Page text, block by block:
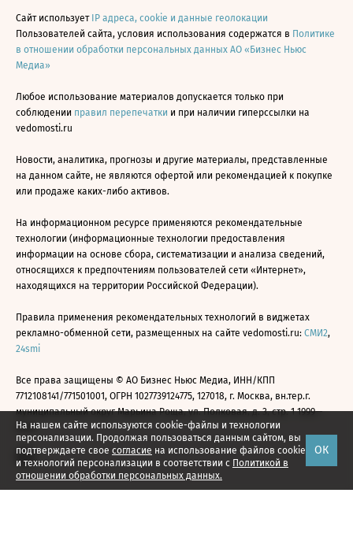
На нашем сайте используются cookie-файлы и технологии
персонализации. Продолжая пользоваться данным сайтом, вы
подтверждаете свое согласие на использование файлов cookie
и технологий персонализации в соответствии с Политикой в
отношении обработки персональных данных.
ОК
Сайт использует IP адреса, cookie и данные геолокации
Пользователей сайта, условия использования содержатся в Политике
в отношении обработки персональных данных АО «Бизнес Ньюс
Медиа»
Любое использование материалов допускается только при
соблюдении правил перепечатки и при наличии гиперссылки на
vedomosti.ru
Новости, аналитика, прогнозы и другие материалы, представленные
на данном сайте, не являются офертой или рекомендацией к покупке
или продаже каких-либо активов.
На информационном ресурсе применяются рекомендательные
технологии (информационные технологии предоставления
информации на основе сбора, систематизации и анализа сведений,
относящихся к предпочтениям пользователей сети «Интернет»,
находящихся на территории Российской Федерации).
Правила применения рекомендательных технологий в виджетах
рекламно-обменной сети, размещенных на сайте vedomosti.ru: СМИ2,
24smi
Все права защищены © АО Бизнес Ньюс Медиа, ИНН/КПП
7712108141/771501001, ОГРН 1027739124775, 127018, г. Москва, вн.тер.г.
муниципальный округ Марьина Роща, ул. Полковая, д. 3, стр. 1 1999—
2026